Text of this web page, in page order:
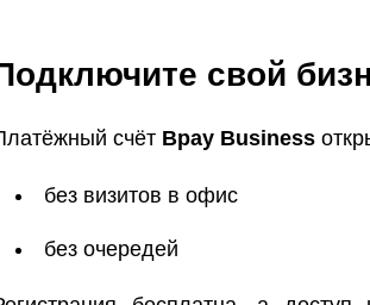
свой
счёт Bpay Business
без визитов в офис
без очередей